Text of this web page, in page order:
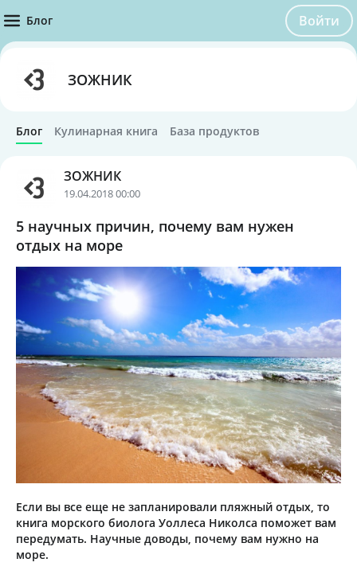
Блог Войти
ЗОЖНИК
Блог Кулинарная книга База продуктов
ЗОЖНИК
19.04.2018 00:00
5 научных причин, почему вам нужен
отдых на море
Если вы все еще не запланировали пляжный отдых, то
книга морского биолога Уоллеса Николса поможет вам
передумать. Научные доводы, почему вам нужно на
море.